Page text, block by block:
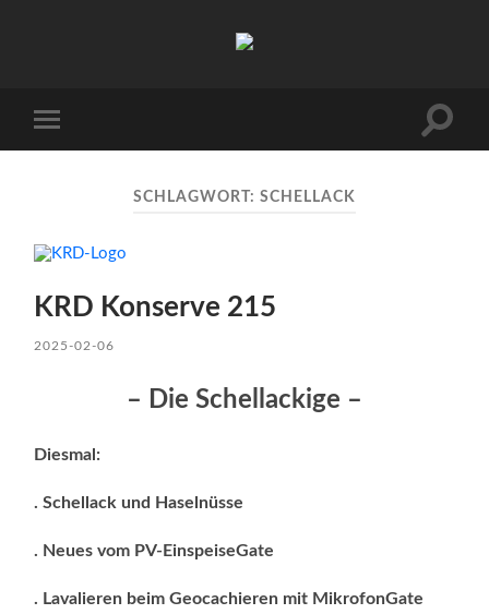
Menü
SCHLAGWORT: SCHELLACK
KRD Konserve 215
2025-02-06
– Die Schellackige –
Diesmal:
. Schellack und Haselnüsse
. Neues vom PV-EinspeiseGate
. Lavalieren beim Geocachieren mit MikrofonGate